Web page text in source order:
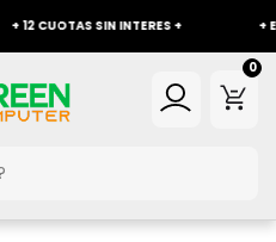
+ 12 CUOTAS SIN INTERES + +
0